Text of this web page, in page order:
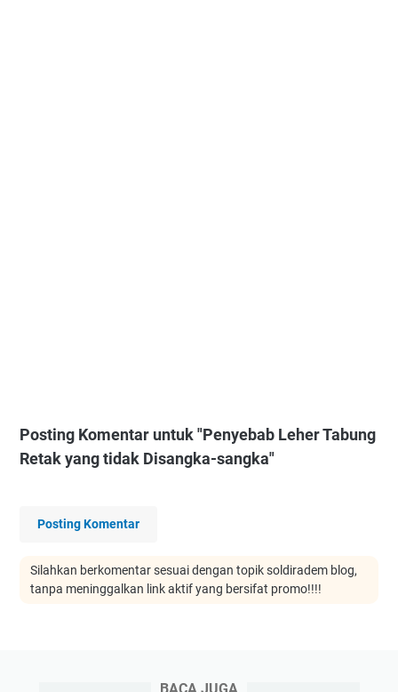
Posting Komentar untuk "Penyebab Leher Tabung
Retak yang tidak Disangka-sangka"
Posting Komentar
Silahkan berkomentar sesuai dengan topik soldiradem blog,
tanpa meninggalkan link aktif yang bersifat promo!!!!